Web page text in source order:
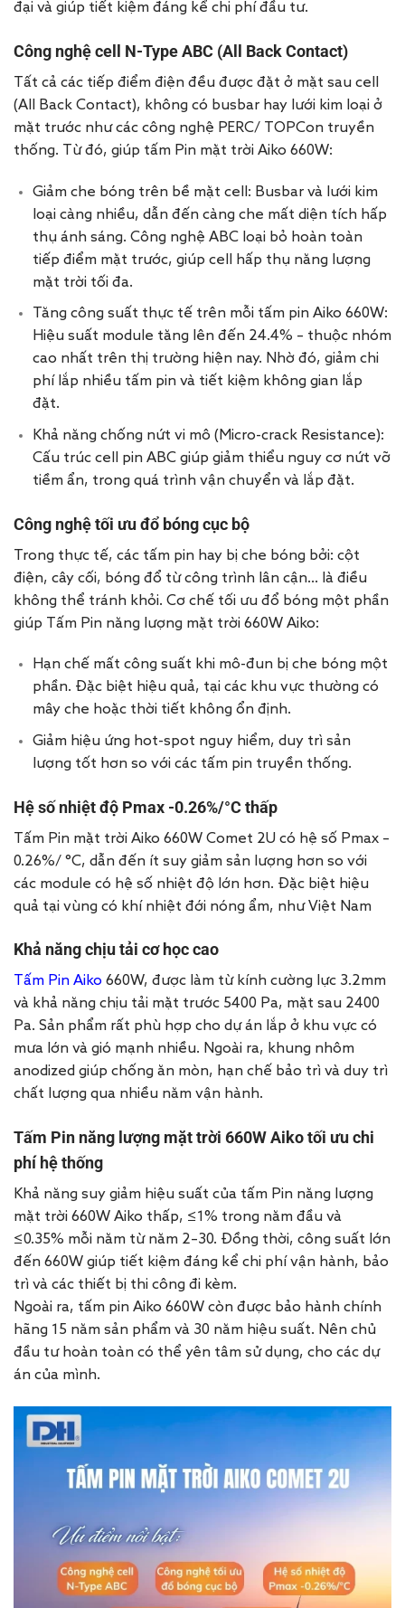
đại và giúp tiết kiệm đáng kể chi phí đầu tư.
Công nghệ cell N-Type ABC (All Back Contact)
Tất cả các tiếp điểm điện đều được đặt ở mặt sau cell
(All Back Contact), không có busbar hay lưới kim loại ở
mặt trước như các công nghệ PERC/ TOPCon truyền
thống. Từ đó, giúp tấm Pin mặt trời Aiko 660W:
Giảm che bóng trên bề mặt cell: Busbar và lưới kim
loại càng nhiều, dẫn đến càng che mất diện tích hấp
thụ ánh sáng. Công nghệ ABC loại bỏ hoàn toàn
tiếp điểm mặt trước, giúp cell hấp thụ năng lượng
mặt trời tối đa.
Tăng công suất thực tế trên mỗi tấm pin Aiko 660W:
Hiệu suất module tăng lên đến 24.4% – thuộc nhóm
cao nhất trên thị trường hiện nay. Nhờ đó, giảm chi
phí lắp nhiều tấm pin và tiết kiệm không gian lắp
đặt.
Khả năng chống nứt vi mô (Micro-crack Resistance):
Cấu trúc cell pin ABC giúp giảm thiểu nguy cơ nứt vỡ
tiềm ẩn, trong quá trình vận chuyển và lắp đặt.
Công nghệ tối ưu đổ bóng cục bộ
Trong thực tế, các tấm pin hay bị che bóng bởi: cột
điện, cây cối, bóng đổ từ công trình lân cận… là điều
không thể tránh khỏi. Cơ chế tối ưu đổ bóng một phần
giúp Tấm Pin năng lượng mặt trời 660W Aiko:
Hạn chế mất công suất khi mô-đun bị che bóng một
phần. Đặc biệt hiệu quả, tại các khu vực thường có
mây che hoặc thời tiết không ổn định.
Giảm hiệu ứng hot-spot nguy hiểm, duy trì sản
lượng tốt hơn so với các tấm pin truyền thống.
Hệ số nhiệt độ Pmax -0.26%/°C thấp
Tấm Pin mặt trời Aiko 660W Comet 2U có hệ số Pmax –
0.26%/ °C, dẫn đến ít suy giảm sản lượng hơn so với
các module có hệ số nhiệt độ lớn hơn. Đặc biệt hiệu
quả tại vùng có khí nhiệt đới nóng ẩm, như Việt Nam
Khả năng chịu tải cơ học cao
Tấm Pin Aiko 660W, được làm từ kính cường lực 3.2mm
và khả năng chịu tải mặt trước 5400 Pa, mặt sau 2400
Pa. Sản phẩm rất phù hợp cho dự án lắp ở khu vực có
mưa lớn và gió mạnh nhiều. Ngoài ra, khung nhôm
anodized giúp chống ăn mòn, hạn chế bảo trì và duy trì
chất lượng qua nhiều năm vận hành.
Tấm Pin năng lượng mặt trời 660W Aiko tối ưu chi
phí hệ thống
Khả năng suy giảm hiệu suất của tấm Pin năng lượng
mặt trời 660W Aiko thấp, ≤1% trong năm đầu và
≤0.35% mỗi năm từ năm 2–30. Đồng thời, công suất lớn
đến 660W giúp tiết kiệm đáng kể chi phí vận hành, bảo
trì và các thiết bị thi công đi kèm.
Ngoài ra, tấm pin Aiko 660W còn được bảo hành chính
hãng 15 năm sản phẩm và 30 năm hiệu suất. Nên chủ
đầu tư hoàn toàn có thể yên tâm sử dụng, cho các dự
án của mình.